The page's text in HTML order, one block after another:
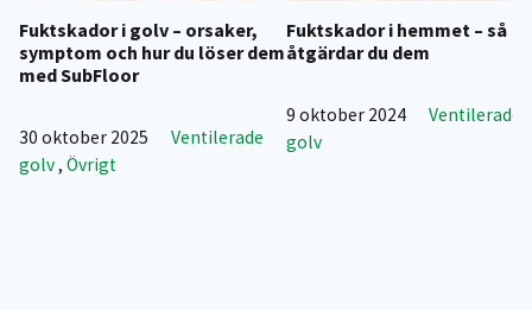
Fuktskador i golv – orsaker,
symptom och hur du löser dem
med SubFloor
30 oktober 2025
Ventilerade
golv, Övrigt
Fuktskador i hemmet – så
åtgärdar du dem
9 oktober 2024
Ventilerade
golv